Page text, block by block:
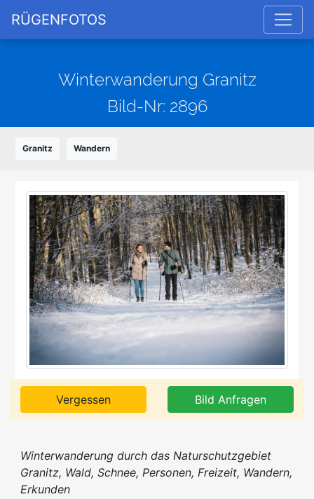
RÜGENFOTOS
Winterwanderung Granitz
Bild-Nr: 2896
Granitz Wandern
Vergessen Bild Anfragen
Winterwanderung durch das Naturschutzgebiet
Granitz, Wald, Schnee, Personen, Freizeit, Wandern,
Erkunden